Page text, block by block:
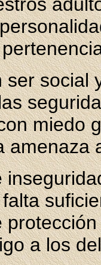
ser social
miedo
amenaza
a los